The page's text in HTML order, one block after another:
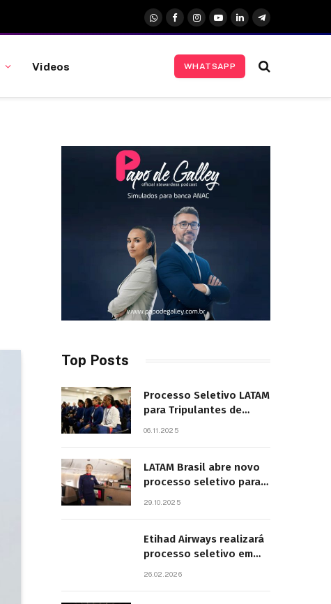
WhatsApp
FacebookInstagram
YouTubeLinkedInTelegrama
Videos WHATSAPP
Top Posts
Processo Seletivo LATAM
para Tripulantes de
06.11.2025
LATAM Brasil abre novo
processo seletivo para
29.10.2025
Etihad Airways realizará
processo seletivo em
26.02.2026